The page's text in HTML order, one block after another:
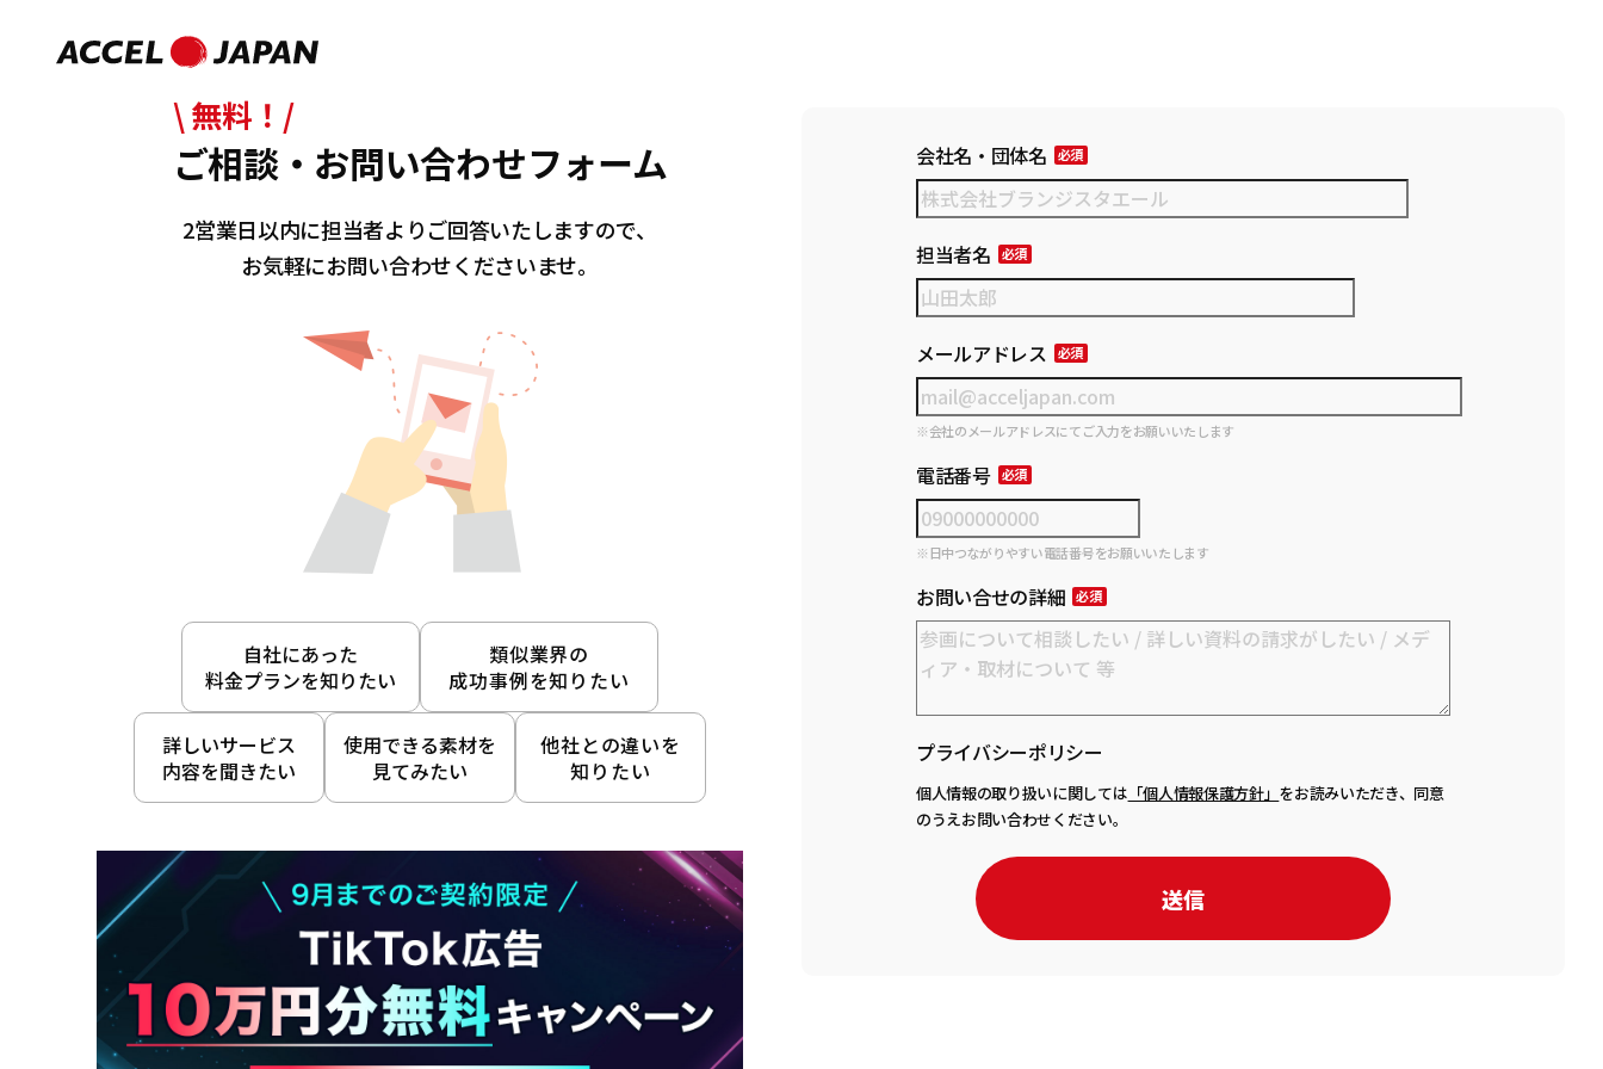
\ 無料！/
ご相談・お問い合わせフォーム
2営業日以内に担当者よりご回答いたしますので、
お気軽にお問い合わせくださいませ。
自社にあった
料金プランを知りたい
類似業界の
成功事例を知りたい
詳しいサービス
内容を聞きたい
使用できる素材を
見てみたい
他社との違いを
知りたい
会社名・団体名
担当者名
メールアドレス
※会社のメールアドレスにてご入力をお願いいたします
電話番号
※日中つながりやすい電話番号をお願いいたします
お問い合せの詳細
プライバシーポリシー
個人情報の取り扱いに関しては 「個人情報保護方針」 をお読みいただき、同意
のうえお問い合わせください。